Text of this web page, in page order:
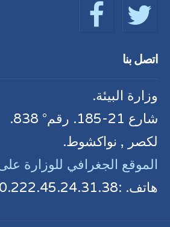
اتصل بنا
وزارة البيئة.
شارع 21-185. رقم° 838.
لكصر , نواكشوط.
الموقع الجغرافي للوزارة
هاتف. :00.222.45.24.31.38